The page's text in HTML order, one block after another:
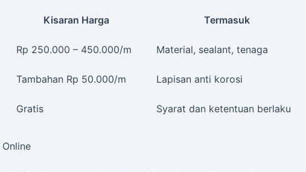
Kisaran Harga Termasuk
Rp 250.000 – 450.000/m Material, sealant, tenaga
Tambahan Rp 50.000/m Lapisan anti korosi
Gratis Syarat dan ketentuan berlaku